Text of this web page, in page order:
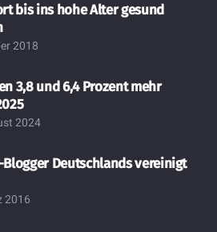
bis ins hohe Alter gesund
2018
3,8 und 6,4 Prozent mehr
2024
Deutschlands vereinigt
2016